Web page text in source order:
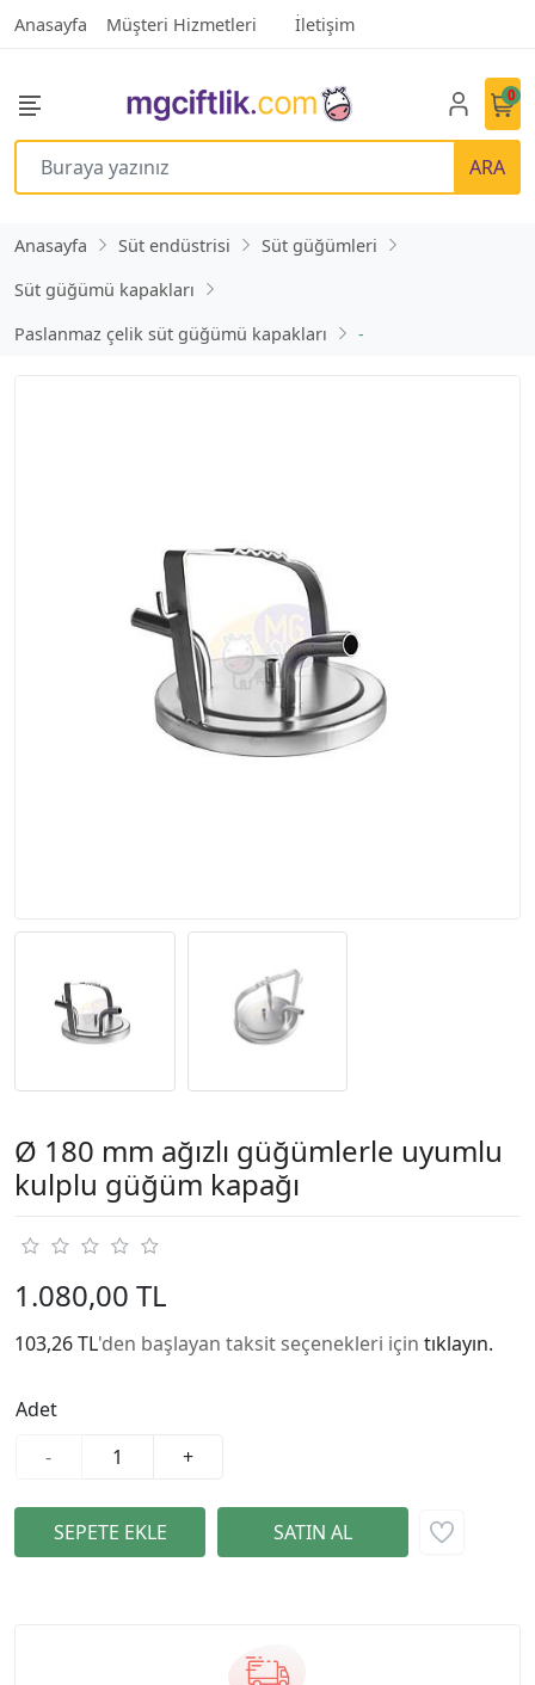
Anasayfa Müşteri Hizmetleri İletişim
ARA
0
Anasayfa Süt endüstrisi
Süt güğümleri
Süt güğümü kapakları
Paslanmaz çelik süt güğümü kapakları
-
Ø 180 mm ağızlı güğümlerle uyumlu
kulplu güğüm kapağı
1.080,00 TL
103,26 TL'den başlayan taksit seçenekleri için tıklayın.
Adet
-
+